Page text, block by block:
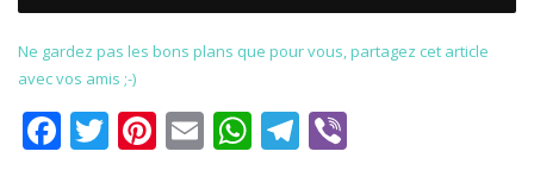
Ne gardez pas les bons plans que pour vous, partagez cet article
avec vos amis ;-)
Facebook
Twitter
Pinterest
EmailWhatsApp
Telegram